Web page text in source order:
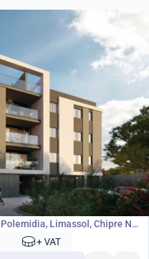
Limassol, Chipre No.
+ VAT